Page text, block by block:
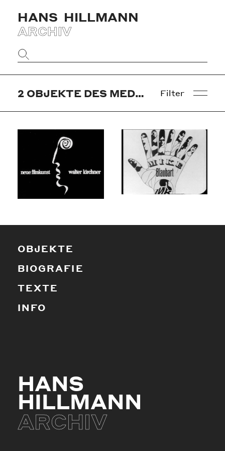
HANS HILLMANN
ARCHIV
Website
durchsuchen
2 OBJEKTE DES MEDIUMS »FILM« Filter
OBJEKTE
BIOGRAFIE
TEXTE
INFO
HANS
HILLMANN
ARCHIV